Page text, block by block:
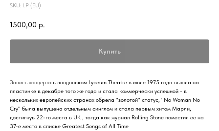
SKU: LP (EU)
1500,00 р.
Купить
Запись концерта в лондонском Lyceum Theatre в июле 1975 года вышла на
пластинке в декабре того же года и стала коммерчески успешной - в
нескольких европейских странах обрела "золотой" статус, "No Woman No
Cry" была выпущена отдельным синглом и стала первым хитом Марли,
достигнув 22-го места в UK , тогда как журнал Rolling Stone поместил ее на
37-е место в списке Greatest Songs of All Time